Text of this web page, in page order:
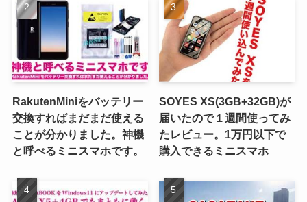
RakutenMiniをバッテリー
交換すればまだまだ使える
ことが分かりました。神機
と呼べるミニスマホです。
SOYES XS(3GB+32GB)が
届いたので１週間使ってみ
たレビュー。1万円以下で
購入できるミニスマホ